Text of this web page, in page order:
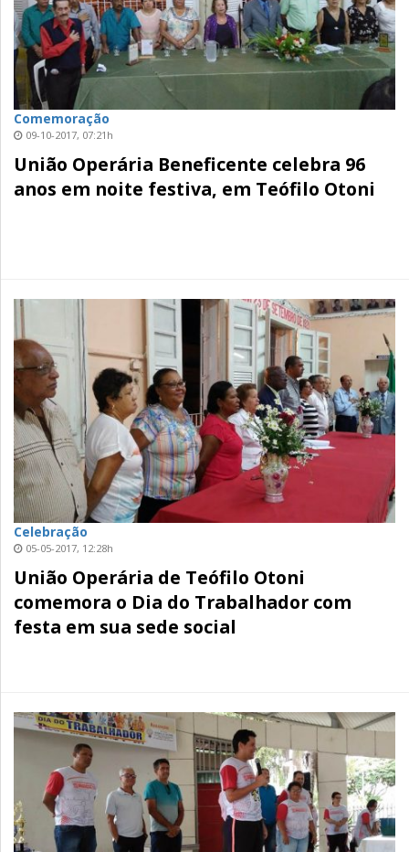
Comemoração
09-10-2017, 07:21h
União Operária Beneficente celebra 96
anos em noite festiva, em Teófilo Otoni
Celebração
05-05-2017, 12:28h
União Operária de Teófilo Otoni
comemora o Dia do Trabalhador com
festa em sua sede social